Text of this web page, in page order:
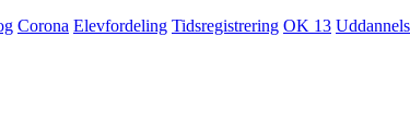
Corona Elevfordeling Tidsregistrering OK 13